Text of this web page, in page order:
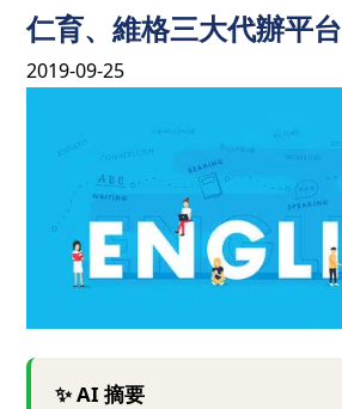
仁育、維格三大代辦平台
2019-09-25
✨ AI 摘要